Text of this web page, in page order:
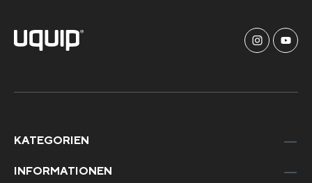
KATEGORIEN
INFORMATIONEN